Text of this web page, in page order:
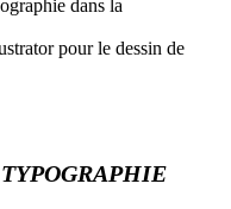
dans la
pour le dessin de